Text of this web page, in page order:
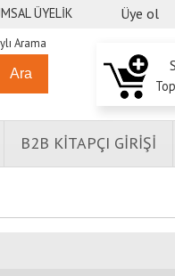
Üye ol
ÜYELİK
Ara
Arama
B2B KİTAPÇI GİRİŞİ